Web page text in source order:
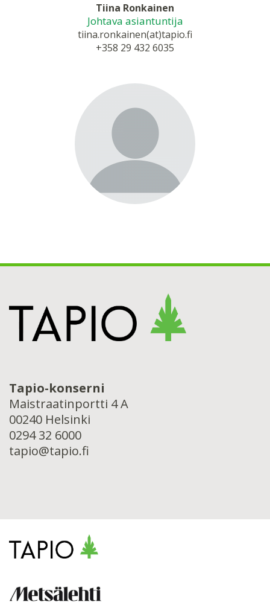
Tiina Ronkainen
Johtava asiantuntija
tiina.ronkainen(at)tapio.fi
+358 29 432 6035
Tapio-konserni
Maistraatinportti 4 A
00240 Helsinki
0294 32 6000
tapio@tapio.fi